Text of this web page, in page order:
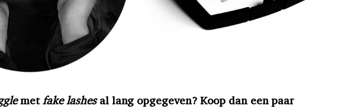
metfake lashesal lang opgegeven? Koop dan een paar